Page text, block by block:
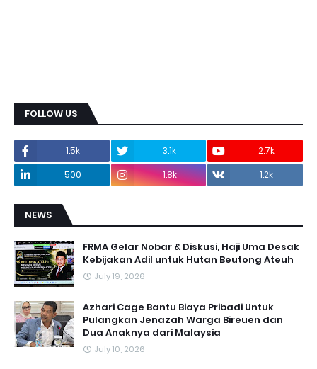
FOLLOW US
1.5k 3.1k
2.7k
500
1.8k 1.2k
NEWS
FRMA Gelar Nobar & Diskusi, Haji Uma Desak
Kebijakan Adil untuk Hutan Beutong Ateuh
July 19, 2026
Azhari Cage Bantu Biaya Pribadi Untuk
Pulangkan Jenazah Warga Bireuen dan
Dua Anaknya dari Malaysia
July 10, 2026